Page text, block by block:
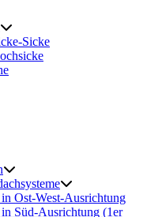
Sicke
Ost-West-Ausrichtung
Süd-Ausrichtung (1er